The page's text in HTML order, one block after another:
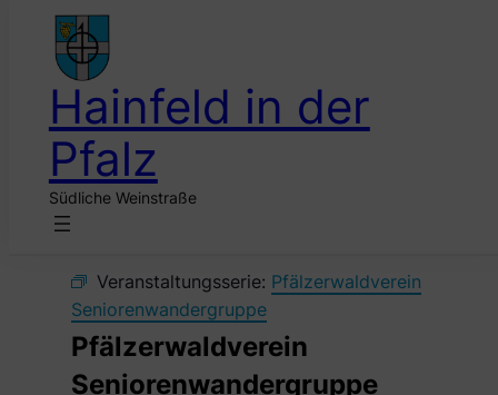
Hainfeld in der
Pfalz
Südliche Weinstraße
Veranstaltungsserie: Pfälzerwaldverein
Seniorenwandergruppe
Pfälzerwaldverein
Seniorenwandergruppe